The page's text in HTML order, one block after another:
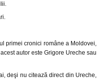
primei cronici române a Moldovei,
autor este Grigore Ureche sau
deşi nu citează direct din Ureche,